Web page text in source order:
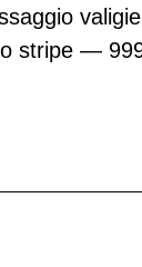
stripe —